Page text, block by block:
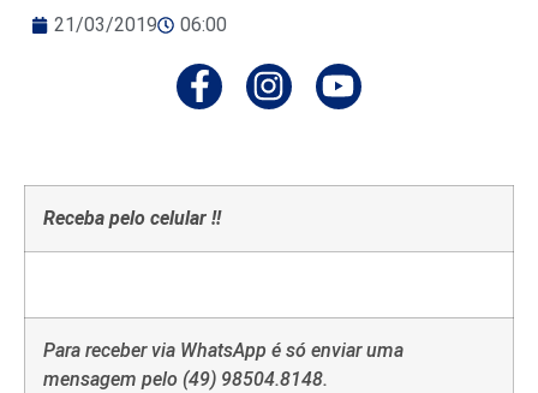
21/03/2019 06:00
Receba pelo celular !!
Para receber via WhatsApp é só enviar uma
mensagem pelo (49) 98504.8148.